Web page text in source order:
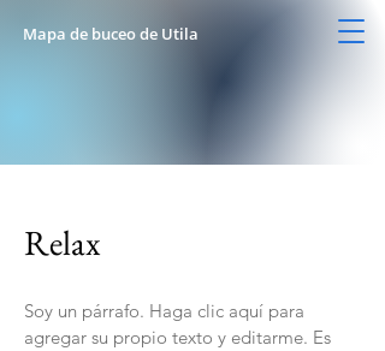
Mapa de buceo de Utila
Relax
Soy un párrafo. Haga clic aquí para
agregar su propio texto y editarme. Es